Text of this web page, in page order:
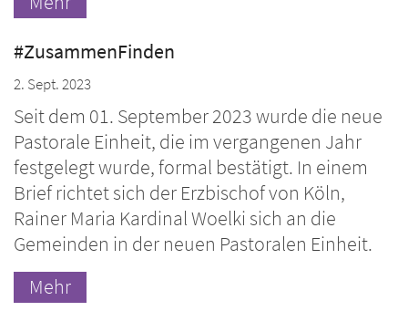
#ZusammenFinden
2. Sept. 2023
Seit dem 01. September 2023 wurde die neue
Pastorale Einheit, die im vergangenen Jahr
festgelegt wurde, formal bestätigt. In einem
Brief richtet sich der Erzbischof von Köln,
Rainer Maria Kardinal Woelki sich an die
Gemeinden in der neuen Pastoralen Einheit.
Mehr